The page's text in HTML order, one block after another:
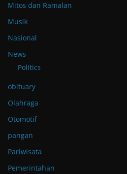
Mitos dan Ramalan
Musik
Nasional
News
Politics
obituary
Olahraga
Otomotif
pangan
Pariwisata
Pemerintahan